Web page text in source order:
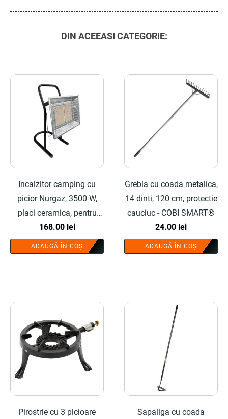
DIN ACEEASI CATEGORIE:
Incalzitor camping cu
picior Nurgaz, 3500 W,
placi ceramica, pentru
butelie gaz - COBI
SMART®
168.00 lei
ADAUGĂ ÎN COȘ
Grebla cu coada metalica,
14 dinti, 120 cm, protectie
cauciuc - COBI SMART®
24.00 lei
ADAUGĂ ÎN COȘ
Pirostrie cu 3 picioare
Sapaliga cu coada